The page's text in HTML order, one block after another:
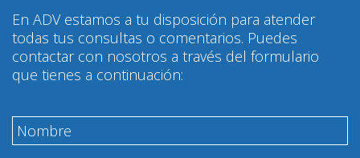
En ADV estamos a tu disposición para atender
todas tus consultas o comentarios. Puedes
contactar con nosotros a través del formulario
que tienes a continuación: